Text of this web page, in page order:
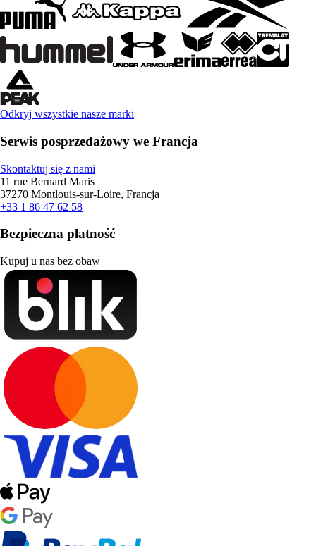
Odkryj wszystkie nasze marki
Serwis posprzedażowy we Francja
Skontaktuj się z nami
11 rue Bernard Maris
37270 Montlouis-sur-Loire, Francja
+33 1 86 47 62 58
Bezpieczna płatność
Kupuj u nas bez obaw